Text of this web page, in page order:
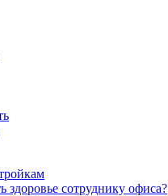
здоровье сотруднику офиса?